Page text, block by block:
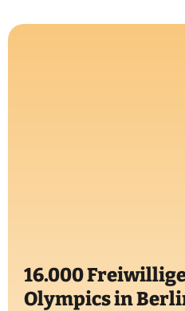
16.000
Olympics in